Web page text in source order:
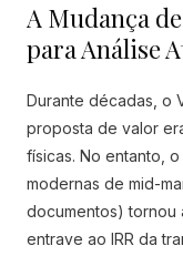
A Mudança
para Análise
Durante décadas, o
proposta de valor
físicas. No entanto,
modernas de mid-
documentos) tornou
entrave ao IRR da